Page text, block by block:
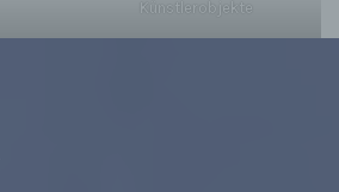
Künstlerobjekte